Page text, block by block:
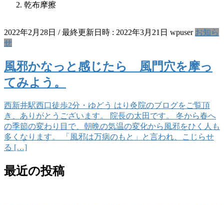
乾布摩擦
2022年2月28日 / 最終更新日時 : 2022年3月21日 wpuser お知ら
せ
風邪かなっと感じたら 風門穴を摩っ
てみよう。
西新井駅西口徒歩2分・ゆどう はり灸院のブログをご覧頂
き、ありがとうございます。 院長の太田です。 冬から春へ
の季節の変わり目で、朝晩の気温の変化から風邪をひく人も
多くなります。 「風邪は万病のもと」と言われ、こじらせ
る […]
最近の投稿